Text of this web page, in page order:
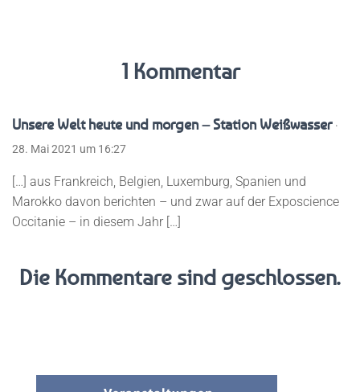
1 Kommentar
Unsere Welt heute und morgen – Station Weißwasser ·
28. Mai 2021 um 16:27
[…] aus Frankreich, Belgien, Luxemburg, Spanien und
Marokko davon berichten – und zwar auf der Exposcience
Occitanie – in diesem Jahr […]
Die Kommentare sind geschlossen.